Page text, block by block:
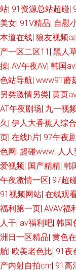
影院 伊人久久国产视
瑟 后入黑丝高跟美女
免费看91 另类综合另
国产肏屄 岛国av免费
屄无码影片 美女91小
卡一区 日本高清视频
道 豆花视频91在线 五
日叉网站 美女内射白
看 91n福利姬视频 人
站| 91资源总站超碰|
美女| 91V精品| 自慰
本道在线| 狼友视频
产一区二区11 | 黑人
操| AV午夜AV| 韩国
色站导航| www91蘑
另类激情另类| 黄页
AT午夜剧场| 九一视
久| 伊人大香蕉人综合
页| 在线h片| 97午夜
色网| 超碰www| 人
爱视频| 国产精精| 韩
午夜激情一区| 97超
91视频网站| 在线观
福利第一页| AVAV福
人干| av福利吧| 韩国
洲日一区精品| 黄色
航| 欧美老色比| 91夜
产内射自拍cm| 91高